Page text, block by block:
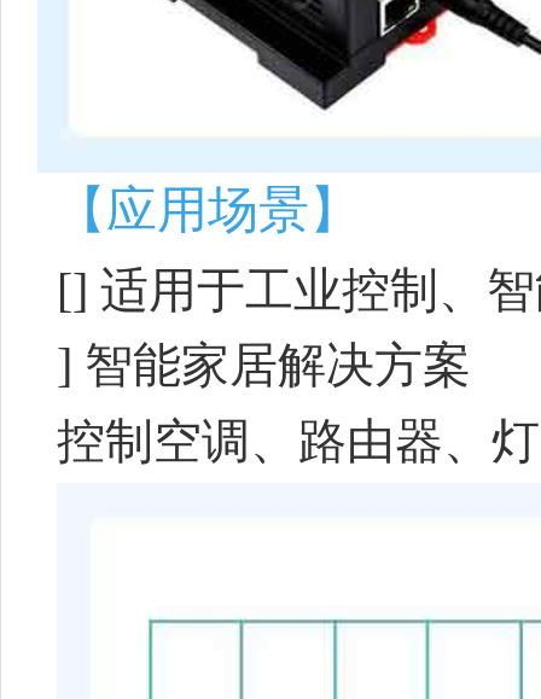
【应用场景】
[] 适用于工业控制、
] 智能家居解决方案
控制空调、路由器、